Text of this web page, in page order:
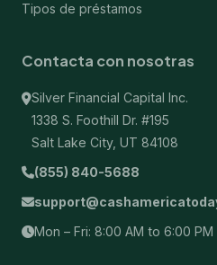
Tipos de préstamos
Contacta con nosotras
Silver Financial Capital Inc.
1338 S. Foothill Dr. #195
Salt Lake City, UT 84108
(855) 840-5688
Mon – Fri: 8:00 AM to 6:00 PM